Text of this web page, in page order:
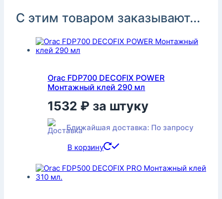
С этим товаром заказывают...
Orac FDP700 DECOFIX POWER
Монтажный клей 290 мл
1532 ₽ за штуку
Ближайшая доставка: По запросу
В корзину